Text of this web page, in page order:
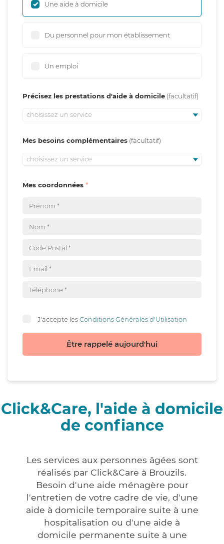
Une aide à domicile
Du personnel pour mon établissement
Un emploi
Précisez les prestations d'aide à domicile
choisissez un service
Mes besoins complémentaires
choisissez un service
Mes coordonnées
J'accepte lesConditions Générales d'Utilisation
Être rappelé aujourd'hui
Click&Care, l'aide à domicile
de confiance
Les services aux personnes âgées sont
réalisés par Click&Care à Brouzils.
Besoin d'une aide ménagère pour
l'entretien de votre cadre de vie, d'une
aide à domicile temporaire suite à une
hospitalisation ou d'une aide à
domicile permanente suite à une